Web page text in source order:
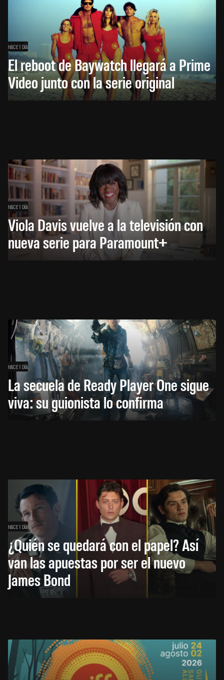
HACE 1 DÍA
El reboot de Baywatch llegará a Prime
Video junto con la serie original
HACE 1 DÍA
Viola Davis vuelve a la televisión con
nueva serie para Paramount+
HACE 1 DÍA
La secuela de Ready Player One sigue
viva: su guionista lo confirma
HACE 1 DÍA
¿Quién se quedará con el papel? Así
van las apuestas por ser el nuevo
James Bond